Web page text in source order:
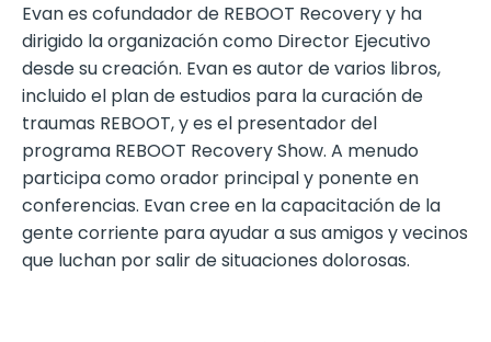
Evan es cofundador de REBOOT Recovery y ha
dirigido la organización como Director Ejecutivo
desde su creación. Evan es autor de varios libros,
incluido el plan de estudios para la curación de
traumas REBOOT, y es el presentador del
programa REBOOT Recovery Show. A menudo
participa como orador principal y ponente en
conferencias. Evan cree en la capacitación de la
gente corriente para ayudar a sus amigos y vecinos
que luchan por salir de situaciones dolorosas.